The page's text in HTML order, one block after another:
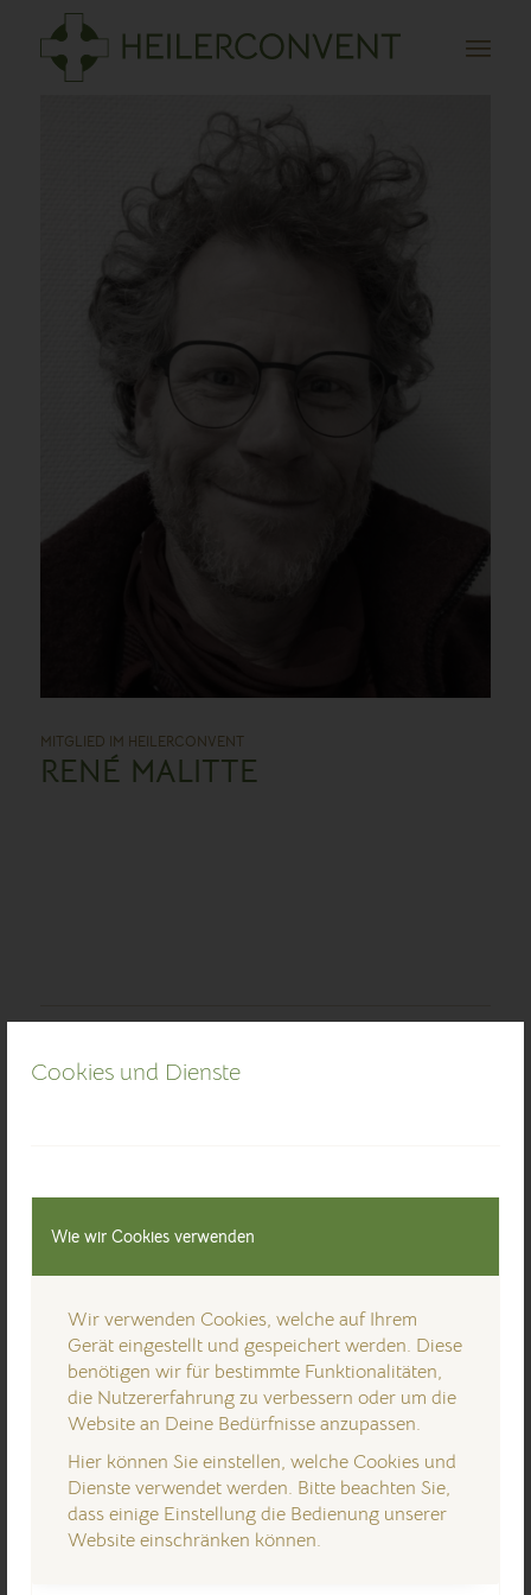
Cookies und Dienste
Wie wir Cookies verwenden
Wir verwenden Cookies, welche auf Ihrem
Gerät eingestellt und gespeichert werden. Diese
benötigen wir für bestimmte Funktionalitäten,
die Nutzererfahrung zu verbessern oder um die
Website an Deine Bedürfnisse anzupassen.
Hier können Sie einstellen, welche Cookies und
Dienste verwendet werden. Bitte beachten Sie,
dass einige Einstellung die Bedienung unserer
Website einschränken können.
MITGLIED IM HEILERCONVENT
RENÉ MALITTE
KONTAKT
Bruch 11
37627 Wangelnstedt
+49 (0)160 91688289
mali888@gmx.de